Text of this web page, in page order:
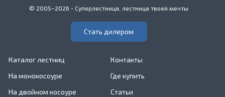
© 2005–2026 - Суперлестница, лестница твоей мечты
Стать дилером
Каталог лестниц
На монокосоуре
На двойном косоуре
Контакты
Где купить
Статьи